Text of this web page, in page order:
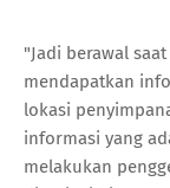
"Jadi berawal
mendapatkan
lokasi
informasi yang
melakukan